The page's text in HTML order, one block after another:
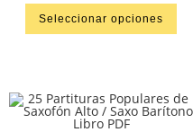
Seleccionar opciones